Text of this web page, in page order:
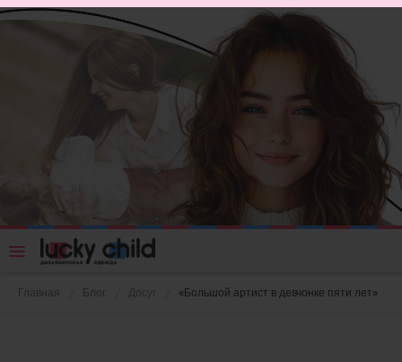
Главная Блог Досуг «Большой артист в девчонке пяти лет»